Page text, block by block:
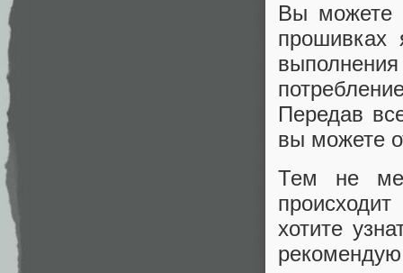
Вы можете
прошивках
Передав
вы можете
Тем не
хотите